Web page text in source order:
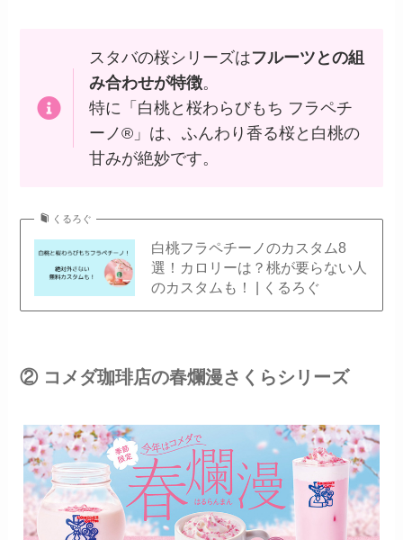
スタバの桜シリーズはフルーツとの組
み合わせが特徴。
特に「白桃と桜わらびもち フラペチ
ーノ®」は、ふんわり香る桜と白桃の
甘みが絶妙です。
くるろぐ
白桃フラペチーノのカスタム8
選！カロリーは？桃が要らない人
のカスタムも！ | くるろぐ
② コメダ珈琲店の春爛漫さくらシリーズ